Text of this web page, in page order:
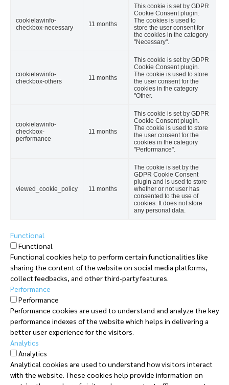
cookielawinfo-
checkbox-necessary
11 months
This cookie is set by GDPR
Cookie Consent plugin.
The cookies is used to
store the user consent for
the cookies in the category
"Necessary".
cookielawinfo-
checkbox-others
11 months
This cookie is set by GDPR
Cookie Consent plugin.
The cookie is used to store
the user consent for the
cookies in the category
"Other.
cookielawinfo-
checkbox-
performance
11 months
This cookie is set by GDPR
Cookie Consent plugin.
The cookie is used to store
the user consent for the
cookies in the category
"Performance".
viewed_cookie_policy 11 months
The cookie is set by the
GDPR Cookie Consent
plugin and is used to store
whether or not user has
consented to the use of
cookies. It does not store
any personal data.
Functional
Functional
Functional cookies help to perform certain functionalities like
sharing the content of the website on social media platforms,
collect feedbacks, and other third-party features.
Performance
Performance
Performance cookies are used to understand and analyze the key
performance indexes of the website which helps in delivering a
better user experience for the visitors.
Analytics
Analytics
Analytical cookies are used to understand how visitors interact
with the website. These cookies help provide information on